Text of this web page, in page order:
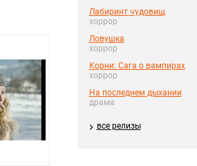
Лабиринт чудовищ
хоррор
Ловушка
хоррор
Корни: Сага о вампирах
хоррор
На последнем дыхании
драма
все релизы